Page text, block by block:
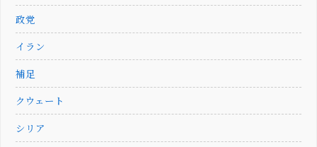
政党
イラン
補足
クウェート
シリア